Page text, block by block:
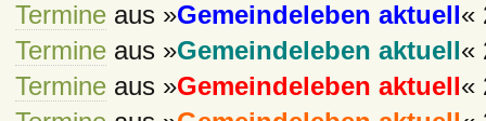
Termineaus »Gemeindeleben aktuell «
Termineaus »Gemeindeleben aktuell «
Termineaus »Gemeindeleben aktuell «